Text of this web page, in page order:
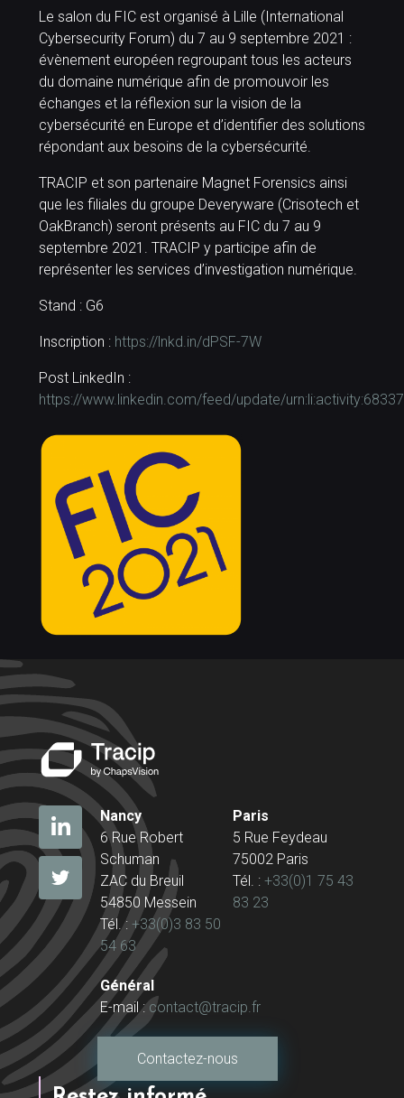
Le salon du FIC est organisé à Lille (International
Cybersecurity Forum) du 7 au 9 septembre 2021 :
évènement européen regroupant tous les acteurs
du domaine numérique afin de promouvoir les
échanges et la réflexion sur la vision de la
cybersécurité en Europe et d’identifier des solutions
répondant aux besoins de la cybersécurité.
TRACIP et son partenaire Magnet Forensics ainsi
que les filiales du groupe Deveryware (Crisotech et
OakBranch) seront présents au FIC du 7 au 9
septembre 2021. TRACIP y participe afin de
représenter les services d’investigation numérique.
Stand : G6
Inscription : https://lnkd.in/dPSF-7W
Post LinkedIn :
https://www.linkedin.com/feed/update/
Nancy
6 Rue Robert
Schuman
ZAC du Breuil
54850 Messein
Tél. : +33(0)3 83 50
54 63
Paris
5 Rue Feydeau
75002 Paris
Tél. : +33(0)1 75 43
83 23
Général
E-mail :contact@tracip.fr
Contactez-nous